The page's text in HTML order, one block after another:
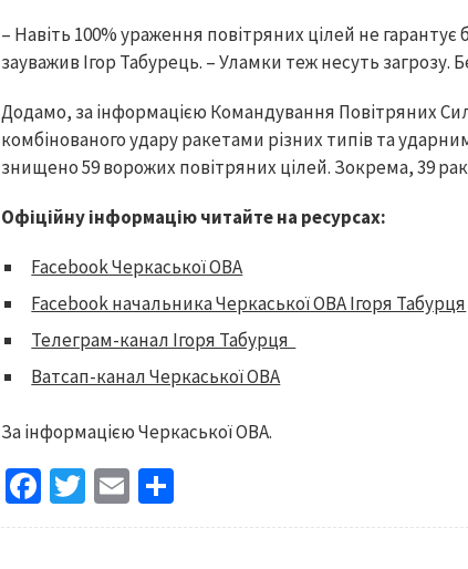
– Навіть 100% ураження повітряних цілей не
зауважив Ігор Табурець. – Уламки теж несуть загрозу.
Додамо, за інформацією Командування Повітряних
комбінованого удару ракетами різних типів та
знищено 59 ворожих повітряних цілей. Зокрема, 39
Офіційну інформацію читайте на ресурсах:
Facebook Черкаської ОВА
Facebook начальника Черкаської ОВА Ігоря Табурця
Телеграм-канал Ігоря Табурця
Ватсап-канал Черкаської ОВА
За інформацією Черкаської ОВА.
Fa
ce
T
wi
E
m h